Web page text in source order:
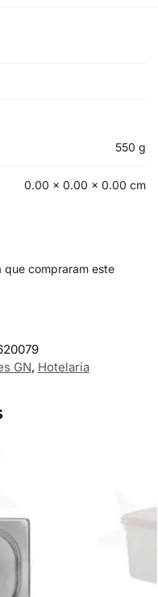
550 g
0.00 × 0.00 × 0.00 cm
que compraram este
GN, Hotelaria